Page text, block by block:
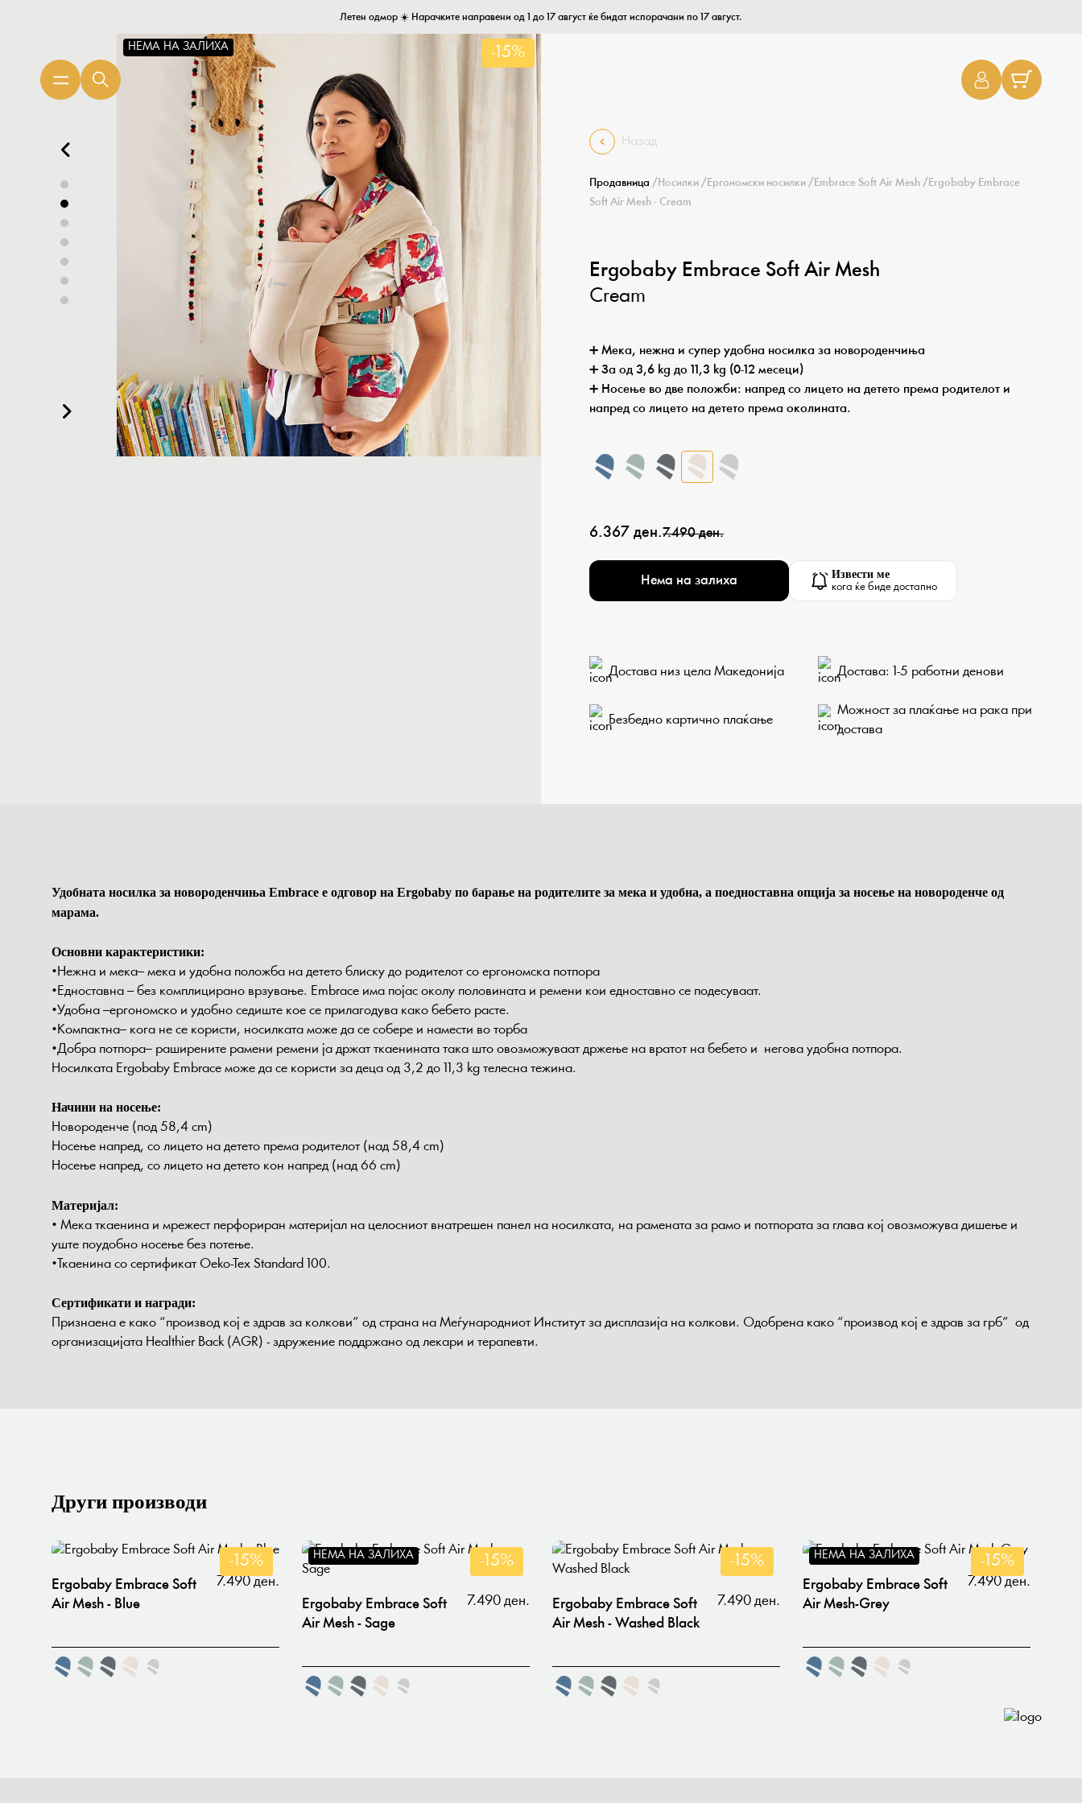
Летен одмор ☀️ Нарачките направени од 1 до 17 август ќе бидат испорачани по 17 август.
-15%
НЕМА НА ЗАЛИХА
Назад
Продавница /Носилки /Ергономски носилки /Embrace Soft Air Mesh /Ergobaby Embrace
Soft Air Mesh - Cream
Ergobaby Embrace Soft Air Mesh
Cream
➕ Мека, нежна и супер удобна носилка за новороденчиња
➕ За од 3,6 kg до 11,3 kg (0-12 месеци)
➕ Носење во две положби: напред со лицето на детето према родителот и
напред со лицето на детето према околината.
6.367 ден.7.490 ден.
Нема на залиха
Извести ме
кога ќе биде достапно
Достава низ цела Македонија Достава: 1-5 работни денови
Безбедно картично плаќање
Можност за плаќање на рака при
достава
Удобната носилка за новороденчиња Embrace е одговор на Ergobaby по барање на родителите за мека и удобна, а поедноставна опција за носење на новороденче од
марама.
Основни карактеристики:
•Нежна и мека– мека и удобна положба на детето блиску до родителот со ергономска потпора
•Едноставна – без комплицирано врзување. Embrace има појас околу половината и ремени кои едноставно се подесуваат.
•Удобна –ергономско и удобно седиште кое се прилагодува како бебето расте.
•Компактна– кога не се користи, носилката може да се собере и намести во торба
•Добра потпора– раширените рамени ремени ја држат ткаенината така што овозможуваат држење на вратот на бебето и негова удобна потпора.
Носилката Ergobaby Embrace може да се користи за деца од 3,2 до 11,3 kg телесна тежина.
Начини на носење:
Новороденче (под 58,4 cm)
Носење напред, со лицето на детето према родителот (над 58,4 cm)
Носење напред, со лицето на детето кон напред (над 66 cm)
Материјал:
• Мека ткаенина и мрежест перфориран материјал на целосниот внатрешен панел на носилката, на рамената за рамо и потпората за глава кој овозможува дишење и
уште поудобно носење без потење.
•Ткаенина со сертификат Oeko-Tex Standard 100.
Сeртификати и награди:
Признаена е како “производ кој е здрав за колкови” од страна на Меѓународниот Институт за дисплазија на колкови. Oдобрена како “производ кој е здрав за грб” од
организацијата Healthier Back (AGR) - здружение поддржано од лекари и терапевти.
Други производи
-15%
Ergobaby Embrace Soft
Air Mesh - Blue
7.490 ден.
-15%
НЕМА НА ЗАЛИХА
Ergobaby Embrace Soft
Air Mesh - Sage
7.490 ден.
-15%
Ergobaby Embrace Soft
Air Mesh - Washed Black
7.490 ден.
-15%
НЕМА НА ЗАЛИХА
Ergobaby Embrace Soft
Air Mesh-Grey
7.490 ден.